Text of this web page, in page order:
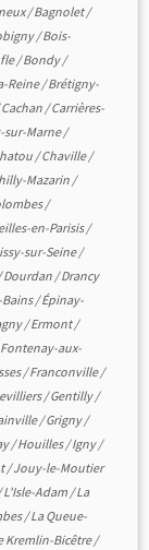
/Bagnolet/
/Bois-
/Bondy/
Reine/Brétigny-
Cachan /Carrières-
sur-Marne/
/Chaville/
Mazarin/
/
en-Parisis/
sur-Seine/
Dourdan /Drancy
/Épinay-
/Ermont/
Fontenay-aux-
/Franconville/
/Gentilly/
/Grigny/
/Houilles/Igny/
/Jouy-le-Moutier
L'Isle-Adam /La
/La Queue-
Kremlin-Bicêtre/